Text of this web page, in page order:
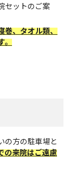
セットのご案
巻、タオル類、
の方の駐車場と
の来院はご遠慮